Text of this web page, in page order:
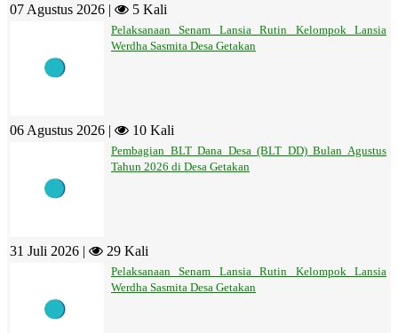
07 Agustus 2026 | 5 Kali
Pelaksanaan Senam Lansia Rutin Kelompok Lansia
Werdha Sasmita Desa Getakan
06 Agustus 2026 | 10 Kali
Pembagian BLT Dana Desa (BLT DD) Bulan Agustus
Tahun 2026 di Desa Getakan
31 Juli 2026 | 29 Kali
Pelaksanaan Senam Lansia Rutin Kelompok Lansia
Werdha Sasmita Desa Getakan